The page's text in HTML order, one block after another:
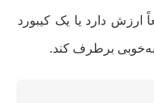
ارزش دارد یا یک کیبورد
به‌خوبی برطرف کند.